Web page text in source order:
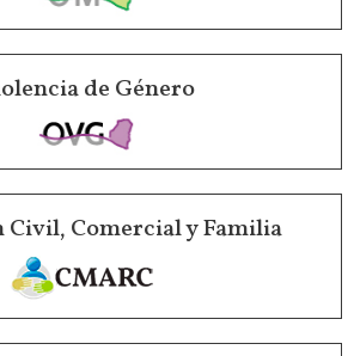
de Género
Comercial y Familia